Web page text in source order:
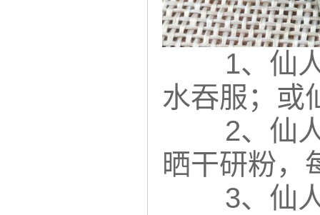
1、仙
水吞服；或
2、仙
晒干研粉，
3、仙